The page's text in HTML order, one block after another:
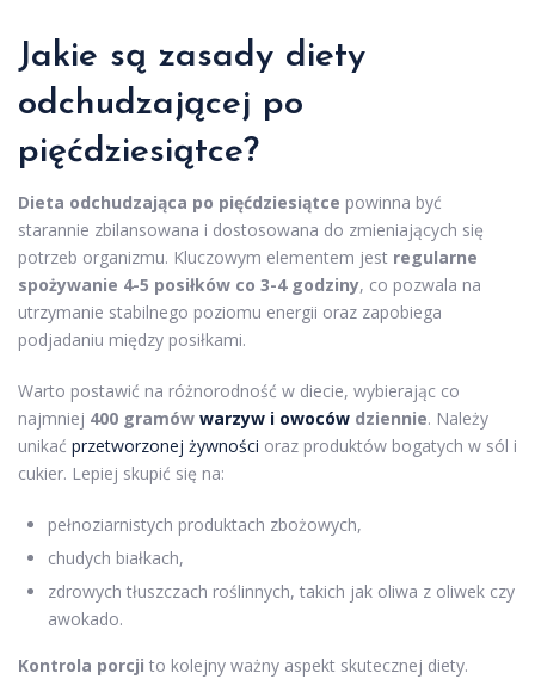
Jakie są zasady diety
odchudzającej po
pięćdziesiątce?
Dieta odchudzająca po pięćdziesiątce powinna być
starannie zbilansowana i dostosowana do zmieniających się
potrzeb organizmu. Kluczowym elementem jest regularne
spożywanie 4-5 posiłków co 3-4 godziny, co pozwala na
utrzymanie stabilnego poziomu energii oraz zapobiega
podjadaniu między posiłkami.
Warto postawić na różnorodność w diecie, wybierając co
najmniej 400 gramów warzyw i owoców dziennie. Należy
unikać przetworzonej żywności oraz produktów bogatych w sól i
cukier. Lepiej skupić się na:
pełnoziarnistych produktach zbożowych,
chudych białkach,
zdrowych tłuszczach roślinnych, takich jak oliwa z oliwek czy
awokado.
Kontrola porcji to kolejny ważny aspekt skutecznej diety.